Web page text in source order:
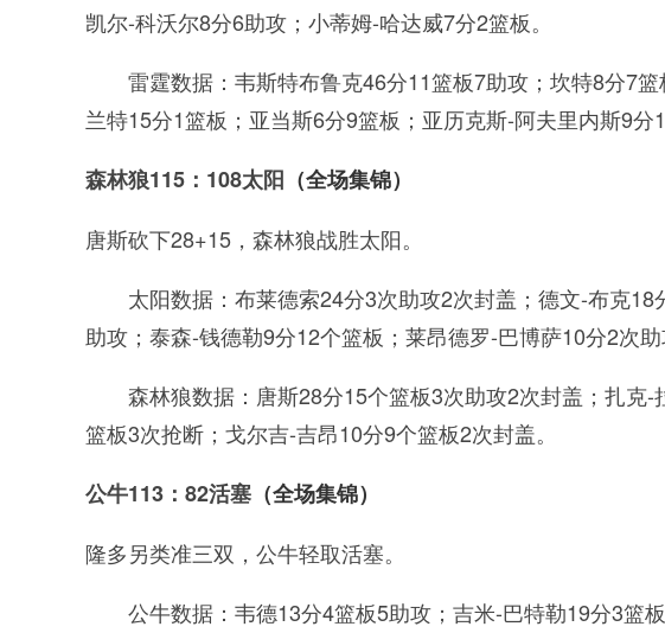
凯尔-科沃尔8分6助攻；小蒂姆-哈达威7分2篮板。
雷霆数据：韦斯特布鲁克46分11篮板7助攻；坎特8分7
兰特15分1篮板；亚当斯6分9篮板；亚历克斯-阿夫里内斯9分1
森林狼115：108太阳 （全场集锦）
唐斯砍下28+15，森林狼战胜太阳。
太阳数据：布莱德索24分3次助攻2次封盖；德文-布克
助攻；泰森-钱德勒9分12个篮板；莱昂德罗-巴博萨10分2次助
森林狼数据：唐斯28分15个篮板3次助攻2次封盖；扎克
篮板3次抢断；戈尔吉-吉昂10分9个篮板2次封盖。
公牛113：82活塞 （全场集锦）
隆多另类准三双，公牛轻取活塞。
公牛数据：韦德13分4篮板5助攻；吉米-巴特勒19分3篮